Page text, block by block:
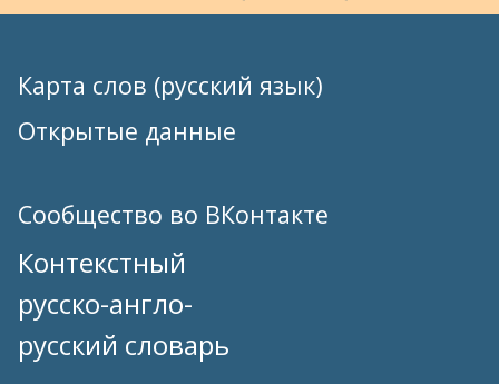
Карта слов (русский язык)
Открытые данные
Сообщество во ВКонтакте
Контекстный
русско-англо-
русский словарь